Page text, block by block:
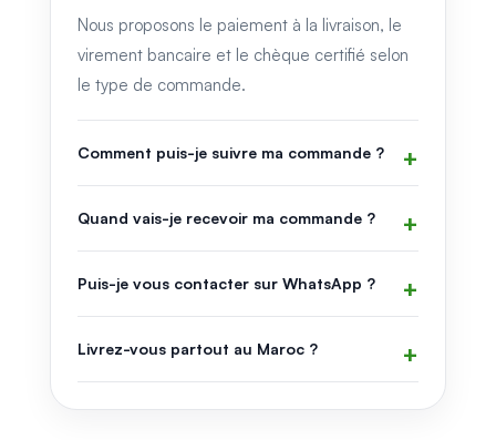
Nous proposons le paiement à la livraison, le
virement bancaire et le chèque certifié selon
le type de commande.
Comment puis-je suivre ma commande ?
Quand vais-je recevoir ma commande ?
Puis-je vous contacter sur WhatsApp ?
Livrez-vous partout au Maroc ?